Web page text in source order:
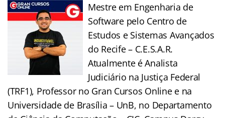
Mestre em Engenharia de
Software pelo Centro de
Estudos e Sistemas Avançados
do Recife – C.E.S.A.R.
Atualmente é Analista
Judiciário na Justiça Federal
(TRF1), Professor no Gran Cursos Online e na
Universidade de Brasília – UnB, no Departamento